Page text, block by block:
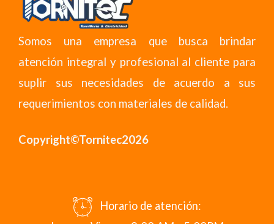
Somos una empresa que busca brindar
atención integral y profesional al cliente para
suplir sus necesidades de acuerdo a sus
requerimientos con materiales de calidad.
Copyright©Tornitec2026
Horario de atención: